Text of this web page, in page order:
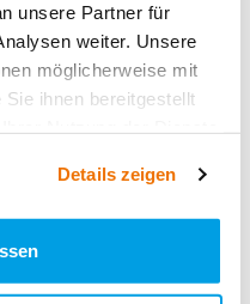
unsere Partner für
weiter. Unsere
möglicherweise mit
ihnen bereitgestellt
Details zeigen